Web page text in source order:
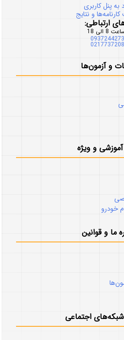
به پنل کاربری
و نتایج
ارتباطی:
8 الی 18
و آزمون‌ها
آموزشی و ویژه
خودرو
ما و قوانین
اجتماعی